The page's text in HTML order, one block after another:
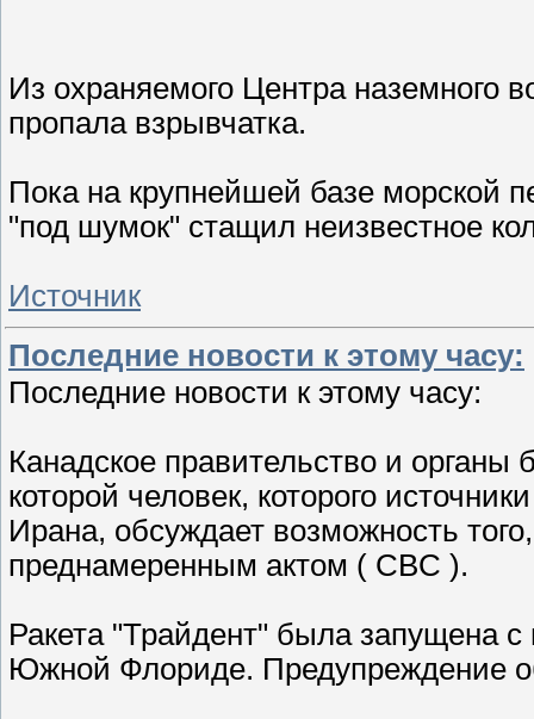
Из охраняемого Центра наземного
пропала взрывчатка.
Пока на крупнейшей базе морской
"под шумок" стащил неизвестное
Источник
Последние новости к этому часу:
Последние новости к этому часу:
Канадское правительство и органы
которой человек, которого
Ирана, обсуждает возможность
преднамеренным актом ( CBC ).
Ракета "Трайдент" была запущена
Южной Флориде. Предупреждение